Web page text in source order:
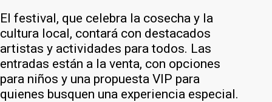
El festival, que celebra la cosecha y la
cultura local, contará con destacados
artistas y actividades para todos. Las
entradas están a la venta, con opciones
para niños y una propuesta VIP para
quienes busquen una experiencia especial.